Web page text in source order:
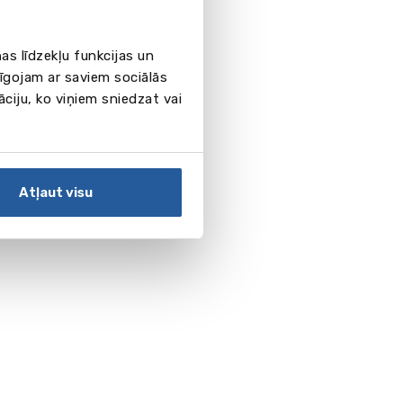
līdzekļu funkcijas un
ar saviem sociālās
ko viņiem sniedzat vai
Atļaut visu